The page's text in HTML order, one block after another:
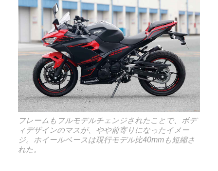
フレームもフルモデルチェンジされたことで、ボデ
ィデザインのマスが、やや前寄りになったイメー
ジ。ホイールベースは現行モデル比40mmも短縮さ
れた。